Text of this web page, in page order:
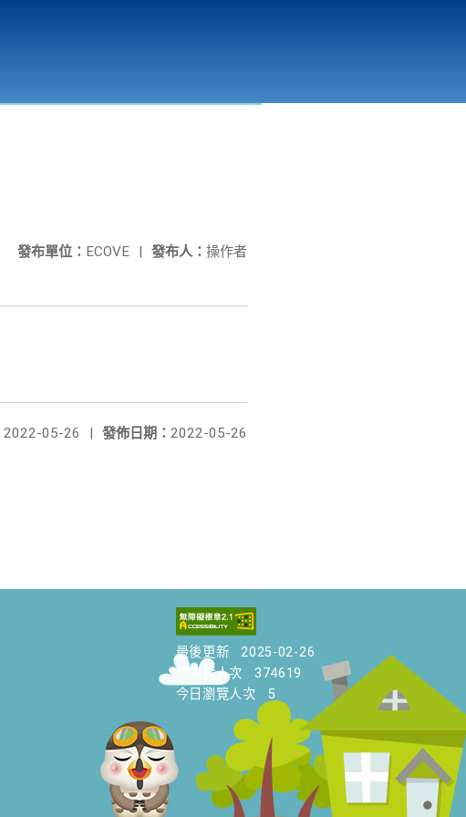
發布人： 操作者
發布單位： ECOVE |
發佈日期： 2022-05-26
2022-05-26 |
最後更新
2025-02-26
總瀏覽人次
374619
今日瀏覽人次
5